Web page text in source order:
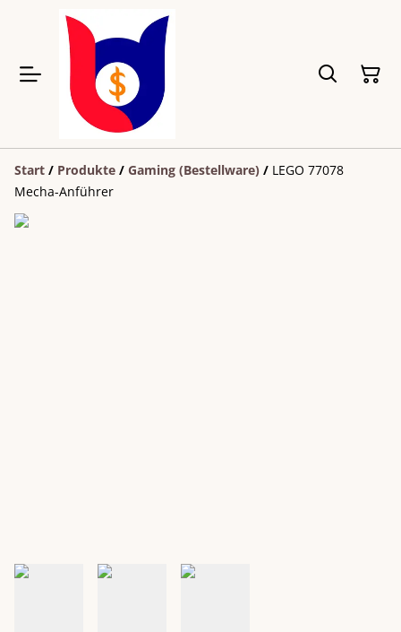
Start / Produkte / Gaming (Bestellware) / LEGO 77078
Mecha-Anführer